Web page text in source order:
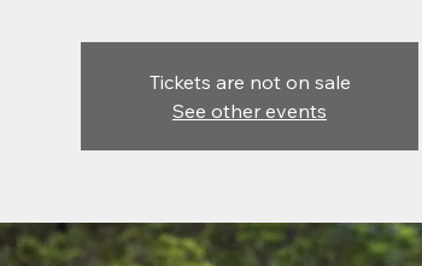
Tickets are not on sale
See other events